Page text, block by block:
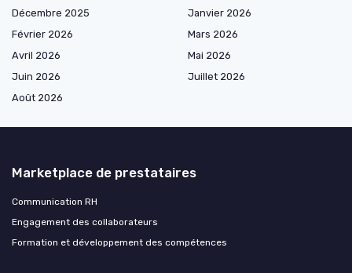
Décembre 2025
Janvier 2026
Février 2026
Mars 2026
Avril 2026
Mai 2026
Juin 2026
Juillet 2026
Août 2026
Marketplace de prestataires
Communication RH
Engagement des collaborateurs
Formation et développement des compétences